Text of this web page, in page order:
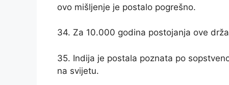
ovo mišljenje je postalo pogrešno.
34. Za 10.000 godina postojanja ove
35. Indija je postala poznata po
na svijetu.